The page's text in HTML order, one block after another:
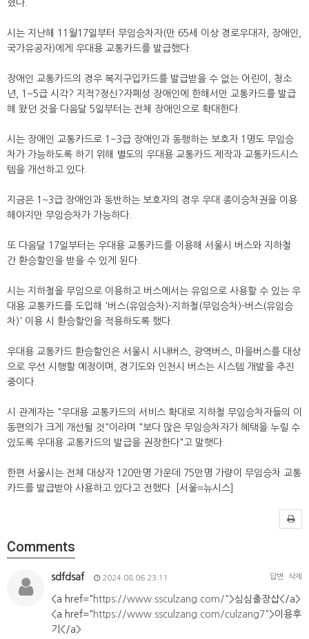
혔다.
시는 지난해 11월17일부터 무임승차자(만 65세 이상 경로우대자, 장애인,
국가유공자)에게 우대용 교통카드를 발급했다.
장애인 교통카드의 경우 복지구입카드를 발급받을 수 없는 어린이, 청소
년, 1~5급 시각? 지적?정신?자폐성 장애인에 한해서만 교통카드를 발급
해 왔던 것을 다음달 5일부터는 전체 장애인으로 확대한다.
시는 장애인 교통카드로 1~3급 장애인과 동행하는 보호자 1명도 무임승
차가 가능하도록 하기 위해 별도의 우대용 교통카드 제작과 교통카드시스
템을 개선하고 있다.
지금은 1~3급 장애인과 동반하는 보호자의 경우 우대 종이승차권을 이용
해야지만 무임승차가 가능하다.
또 다음달 17일부터는 우대용 교통카드를 이용해 서울시 버스와 지하철
간 환승할인을 받을 수 있게 된다.
시는 지하철을 무임으로 이용하고 버스에서는 유임으로 사용할 수 있는 우
대용 교통카드를 도입해 '버스(유임승차)-지하철(무임승차)-버스(유임승
차)' 이용 시 환승할인을 적용하도록 했다.
우대용 교통카드 환승할인은 서울시 시내버스, 광역버스, 마을버스를 대상
으로 우선 시행할 예정이며, 경기도와 인천시 버스는 시스템 개발을 추진
중이다.
시 관계자는 "우대용 교통카드의 서비스 확대로 지하철 무임승차자들의 이
동편의가 크게 개선될 것"이라며 "보다 많은 무임승차자가 혜택을 누릴 수
있도록 우대용 교통카드의 발급을 권장한다"고 말햇다.
한편 서울시는 전체 대상자 120만명 가운데 75만명 가량이 무임승차 교통
카드를 발급받아 사용하고 있다고 전했다. [서울=뉴시스]
Comments
sdfdsaf 2024.08.06 23:11 답변 삭제
<a href=" https://www.ssculzang.com/">심심출장샵</a>
<a href=" https://www.ssculzang.com/culzang7">이용후
기</a>